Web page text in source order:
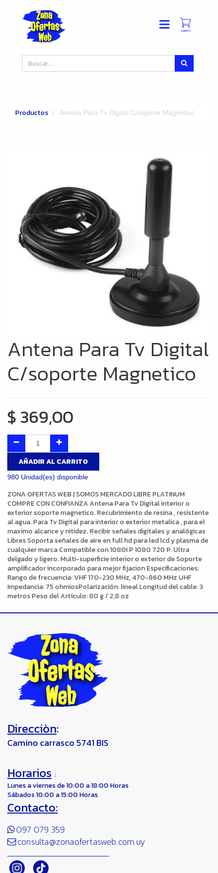
Productos Antena Para Tv Digital C/soporte Magnetico
Antena Para Tv Digital
C/soporte Magnetico
$ 369,00
AÑADIR AL CARRITO
980 Unidad(es) disponible
ZONA OFERTAS WEB | SOMOS MERCADO LIBRE PLATINUM
COMPRE CON CONFIANZA Antena Para Tv Digital interior o
exterior soporte magnetico. Recubrimiento de resina , resistente
al agua. Para Tv Digital para interior o exterior metalica , para el
maximo alcance y nitidez. Recibir señales digitales y analógicas
Libres Soporta señales de aire en full hd para led lcd y plasma de
cualquier marca Compatible con 1080i P 1080 720 P. Ultra
delgado y ligero. Multi-superficie interior o exterior de Soporte
amplificador incorporado para mejor fijacion Especificaciones:
Rango de frecuencia: VHF 170-230 MHz, 470-860 MHz UHF
Impedancia: 75 ohmiosPolarización: lineal Longitud del cable: 3
metros Peso del Artículo: 80 g / 2,8 oz
Direcciòn:
Camino carrasco 5741 BIS
Horarios :
Lunes a viernes de 10:00 a 18:00 Horas
Sábados 10:00 a 15:00 Horas
Contacto:
097 079 359
consulta@zonaofertasweb.com.uy